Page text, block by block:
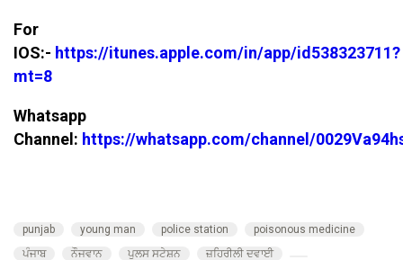
For
IOS:- https://itunes.apple.com/in/app/id538323711?
mt=8
Whatsapp
Channel: https://whatsapp.com/channel/
punjab young man police station
poisonous medicine
ਪੰਜਾਬ
ਨੌਜਵਾਨ ਪੁਲਸ ਸਟੇਸ਼ਨ ਜ਼ਹਿਰੀਲੀ ਦਵਾਈ